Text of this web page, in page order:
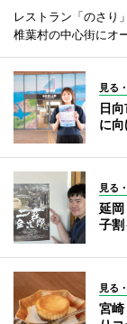
レストラン「のさり
椎葉村の中心街にオ
見る
日
に
見る
延
子割
見る
宮